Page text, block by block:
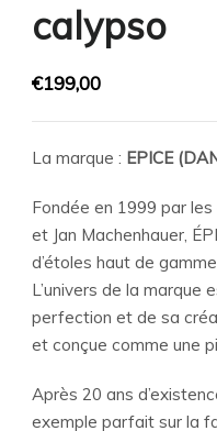
calypso
€199,00
La marque : EPICE
Fondée en 1999 par
et Jan Machenhauer,
d’étoles haut de
L’univers de la marque
perfection et de sa
et conçue comme une
Après 20 ans
exemple parfait sur la